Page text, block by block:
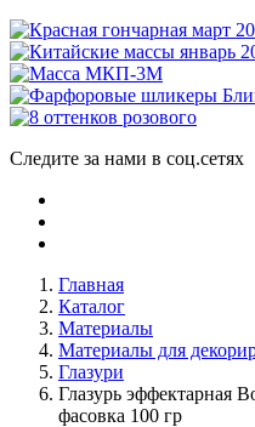
Следите за нами в соц.сетях
Главная
Каталог
Материалы
Материалы для
Глазури
Глазурь эффектарная
фасовка 100 гр